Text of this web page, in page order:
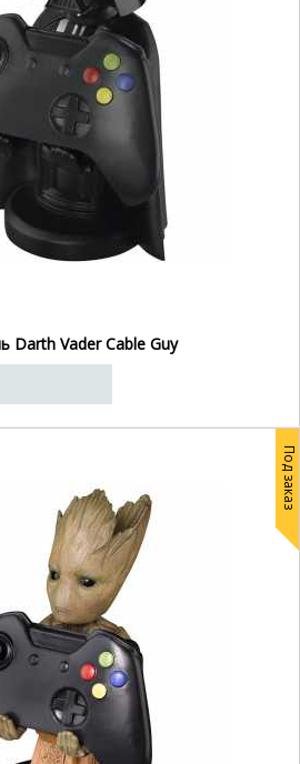
Darth Vader Cable Guy
Под заказ